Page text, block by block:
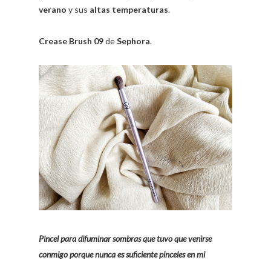
verano y sus altas temperaturas.
Crease Brush 09deSephora.
Pincel para difuminar sombras que tuvo que venirse
conmigo porque nunca es suficiente pinceles en mi